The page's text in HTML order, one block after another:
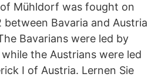
Mühldorf was fought on
between Bavaria and Austria
Bavarians were led by
the Austrians were led
I of Austria. Lernen Sie